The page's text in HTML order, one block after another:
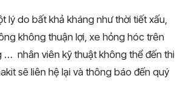
lý do bất khả kháng như thời tiết xấu,
không thuận lợi, xe hỏng hóc trên
… nhân viên kỹ thuật không thể đến thi
sẽ liên hệ lại và thông báo đến quý